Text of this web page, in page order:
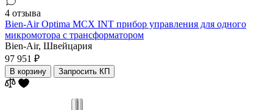
4 отзыва
Bien-Air Optima MCX INT прибор управления для одного
микромотора с трансформатором
Bien-Air, Швейцария
97 951 ₽
В корзину Запросить КП